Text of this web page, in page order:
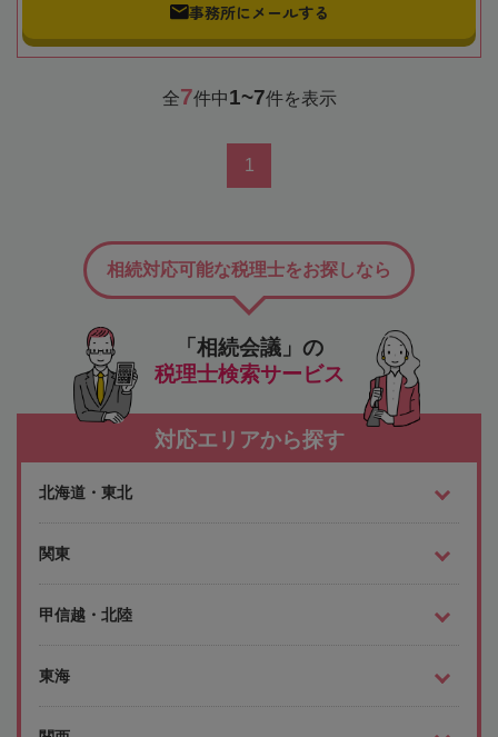
事務所にメールする
全7件中1~7件を表示
1
「相続会議」の
税理士検索サービス
相続対応可能な税理士をお探しなら
対応エリアから探す
北海道・東北
関東
甲信越・北陸
東海